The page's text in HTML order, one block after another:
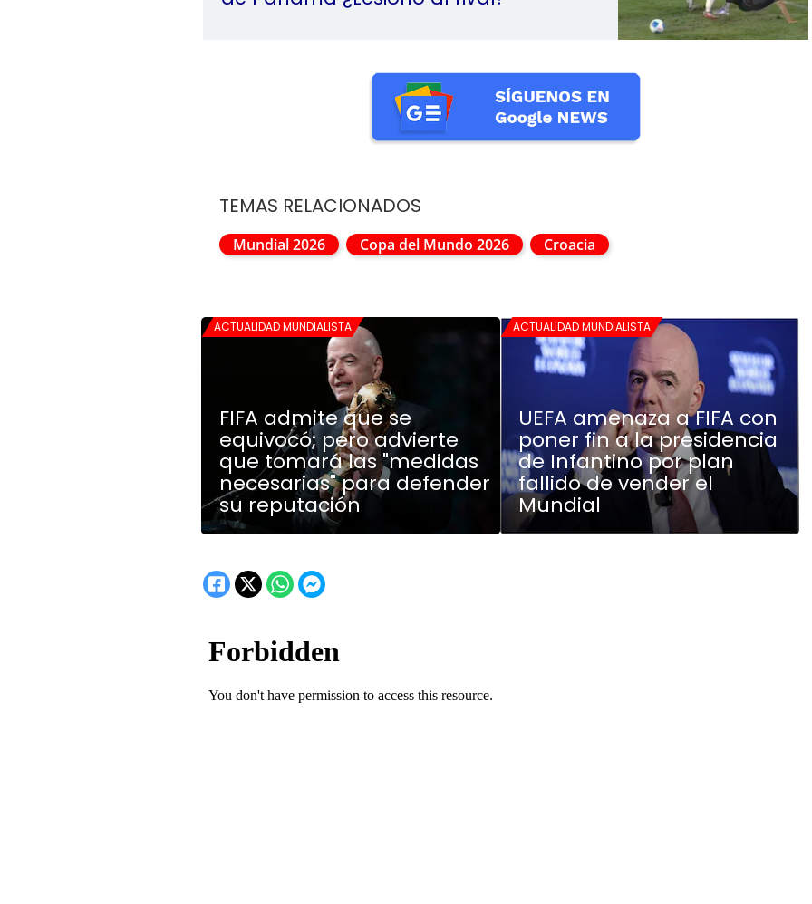
TEMAS RELACIONADOS
Mundial 2026 Copa del Mundo 2026 Croacia
ACTUALIDAD MUNDIALISTA
FIFA admite que se
equivocó; pero advierte
que tomará las "medidas
necesarias" para defender
su reputación
ACTUALIDAD MUNDIALISTA
UEFA amenaza a FIFA con
poner fin a la presidencia
de Infantino por plan
fallido de vender el
Mundial